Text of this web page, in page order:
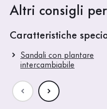
Altri consigli
Caratteristiche
Sandali con plantare
intercambiabile